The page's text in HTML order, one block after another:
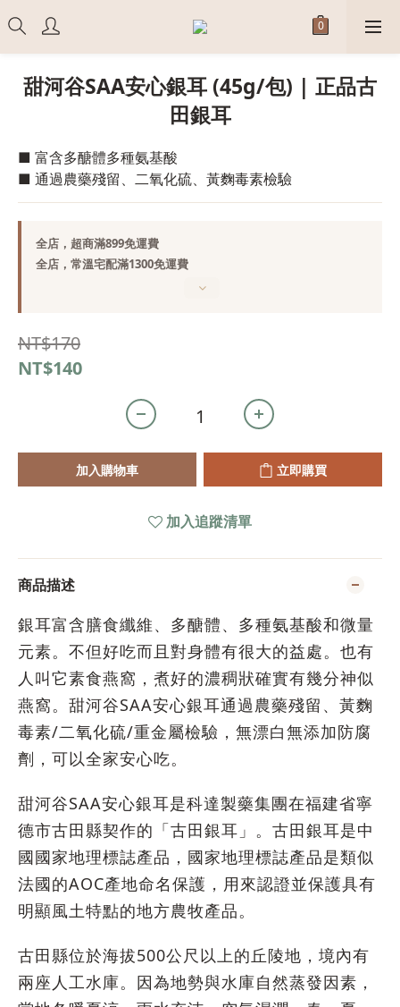
甜河谷SAA安心銀耳 (45g/包) | 正品古
田銀耳
■ 富含多醣體多種氨基酸
■ 通過農藥殘留、二氧化硫、黃麴毒素檢驗
全店，超商滿899免運費
全店，常溫宅配滿1300免運費
NT$170
NT$140
加入購物車 立即購買
加入追蹤清單
商品描述
銀耳富含膳食纖維、多醣體、多種氨基酸和微量
元素。不但好吃而且對身體有很大的益處。也有
人叫它素食燕窩，煮好的濃稠狀確實有幾分神似
燕窩。甜河谷SAA安心銀耳通過農藥殘留、黃麴
毒素/二氧化硫/重金屬檢驗，無漂白無添加防腐
劑，可以全家安心吃。
甜河谷SAA安心銀耳是科達製藥集團在福建省寧
德市古田縣契作的「古田銀耳」。古田銀耳是中
國國家地理標誌產品，國家地理標誌產品是類似
法國的AOC產地命名保護，用來認證並保護具有
明顯風土特點的地方農牧產品。
古田縣位於海拔500公尺以上的丘陵地，境內有
兩座人工水庫。因為地勢與水庫自然蒸發因素，